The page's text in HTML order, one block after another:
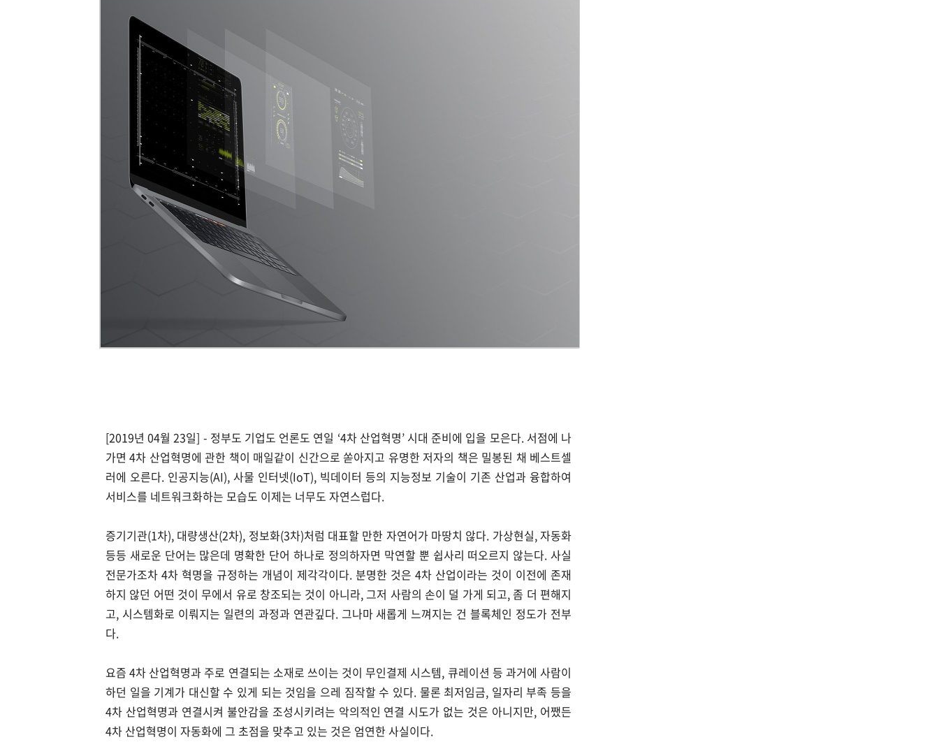
[2019년 04월 23일] - 정부도 기업도 언론도 연일 ‘4차 산업혁명’ 시대 준비에 입을 모은다. 서점에 나
가면 4차 산업혁명에 관한 책이 매일같이 신간으로 쏟아지고 유명한 저자의 책은 밀봉된 채 베스트셀
러에 오른다. 인공지능(AI), 사물 인터넷(IoT), 빅데이터 등의 지능정보 기술이 기존 산업과 융합하여
서비스를 네트워크화하는 모습도 이제는 너무도 자연스럽다.
증기기관(1차), 대량생산(2차), 정보화(3차)처럼 대표할 만한 자연어가 마땅치 않다. 가상현실, 자동화
등등 새로운 단어는 많은데 명확한 단어 하나로 정의하자면 막연할 뿐 쉽사리 떠오르지 않는다. 사실
전문가조차 4차 혁명을 규정하는 개념이 제각각이다. 분명한 것은 4차 산업이라는 것이 이전에 존재
하지 않던 어떤 것이 무에서 유로 창조되는 것이 아니라, 그저 사람의 손이 덜 가게 되고, 좀 더 편해지
고, 시스템화로 이뤄지는 일련의 과정과 연관깊다. 그나마 새롭게 느껴지는 건 블록체인 정도가 전부
다.
요즘 4차 산업혁명과 주로 연결되는 소재로 쓰이는 것이 무인결제 시스템, 큐레이션 등 과거에 사람이
하던 일을 기계가 대신할 수 있게 되는 것임을 으레 짐작할 수 있다. 물론 최저임금, 일자리 부족 등을
4차 산업혁명과 연결시켜 불안감을 조성시키려는 악의적인 연결 시도가 없는 것은 아니지만, 어쨌든
4차 산업혁명이 자동화에 그 초점을 맞추고 있는 것은 엄연한 사실이다.